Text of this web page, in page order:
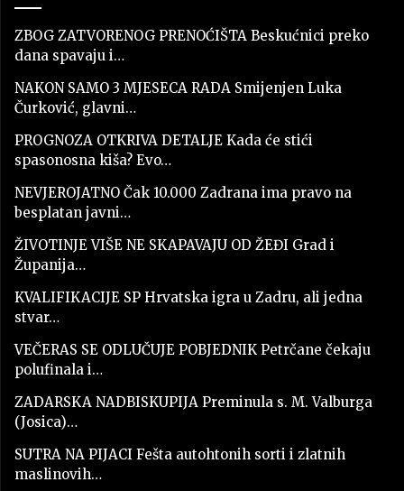
ZBOG ZATVORENOG PRENOĆIŠTA Beskućnici preko
dana spavaju i…
NAKON SAMO 3 MJESECA RADA Smijenjen Luka
Čurković, glavni…
PROGNOZA OTKRIVA DETALJE Kada će stići
spasonosna kiša? Evo…
NEVJEROJATNO Čak 10.000 Zadrana ima pravo na
besplatan javni…
ŽIVOTINJE VIŠE NE SKAPAVAJU OD ŽEĐI Grad i
Županija…
KVALIFIKACIJE SP Hrvatska igra u Zadru, ali jedna
stvar…
VEČERAS SE ODLUČUJE POBJEDNIK Petrčane čekaju
polufinala i…
ZADARSKA NADBISKUPIJA Preminula s. M. Valburga
(Josica)…
SUTRA NA PIJACI Fešta autohtonih sorti i zlatnih
maslinovih…